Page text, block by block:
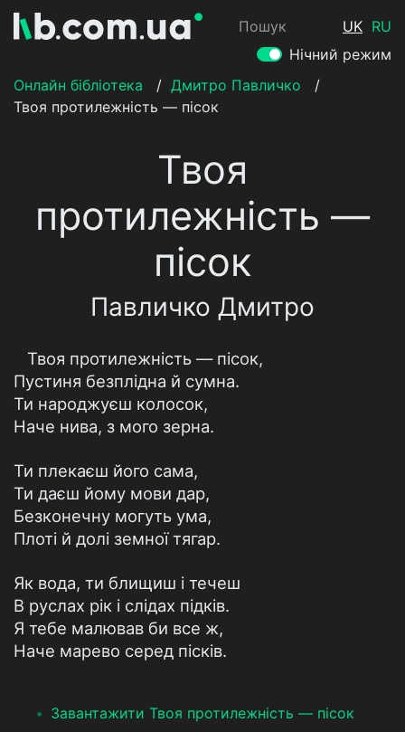
Пошук UK RU
Нічний режим
Онлайн бібліотека
/ Дмитро Павличко
/
Твоя протилежність — пісок
Твоя
протилежність —
пісок
Павличко Дмитро
Твоя протилежність — пісок,
Пустиня безплідна й сумна.
Ти народжуєш колосок,
Наче нива, з мого зерна.
Ти плекаєш його сама,
Ти даєш йому мови дар,
Безконечну могуть ума,
Плоті й долі земної тягар.
Як вода, ти блищиш і течеш
В руслах рік і слідах підків.
Я тебе малював би все ж,
Наче марево серед пісків.
Завантажити Твоя протилежність — пісок